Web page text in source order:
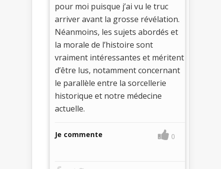
pour moi puisque j’ai vu le truc
arriver avant la grosse révélation.
Néanmoins, les sujets abordés et
la morale de l’histoire sont
vraiment intéressantes et méritent
d’être lus, notamment concernant
le parallèle entre la sorcellerie
historique et notre médecine
actuelle.
Je commente 0